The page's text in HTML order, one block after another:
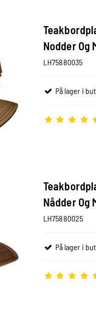
Nodder Og
LH75880035
På lager i
Nådder Og
LH75880025
På lager i